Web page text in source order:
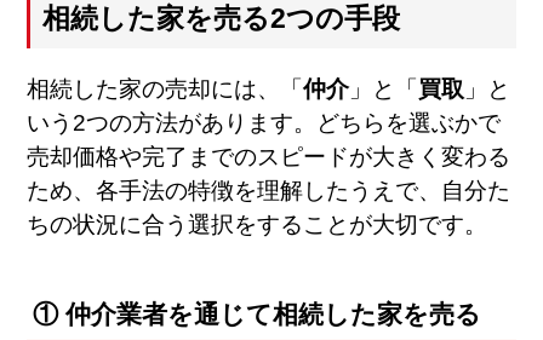
相続した家を売る2つの手段
相続した家の売却には、「仲介」と「 買取 」と
いう2つの方法があります。どちらを選ぶかで
売却価格や完了までのスピードが大きく変わる
ため、各手法の特徴を理解したうえで、自分た
ちの状況に合う選択をすることが大切です。
① 仲介業者を通じて相続した家を売る